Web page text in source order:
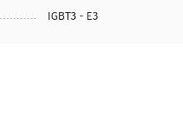
IGBT3 - E3